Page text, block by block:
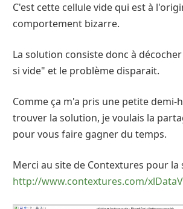
C'est cette cellule vide qui est à
comportement bizarre.
La solution consiste donc à
si vide" et le problème disparait.
Comme ça m'a pris une petite demi-
trouver la solution, je voulais la
pour vous faire gagner du temps.
Merci au site de Contextures pour la
http://www.contextures.com/